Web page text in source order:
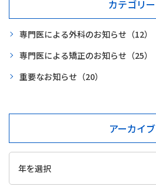
カテゴリー
専門医による外科のお知らせ （12）
専門医による矯正のお知らせ （25）
重要なお知らせ （20）
アーカイブ